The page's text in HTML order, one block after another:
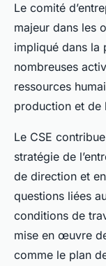
Le comité
majeur dans les
impliqué dans la
nombreuses
ressources
production et de
Le CSE
stratégie de
de direction et
questions liées
conditions de
mise en œuvre
comme le plan